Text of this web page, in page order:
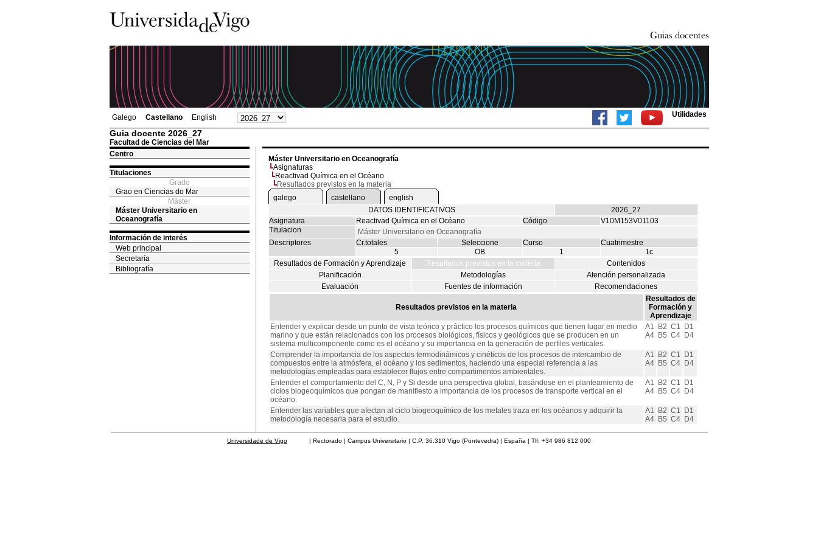
Galego Castellano English Utilidades
Guia docente 2026_27
Facultad de Ciencias del Mar
Centro
Titulaciones
Grado
Grao en Ciencias do Mar
Máster
Máster Universitario en
Oceanografía
Información de interés
Web principal
Secretaría
Bibliografía
Máster Universitario en Oceanografía
Asignaturas
Reactivad Química en el Océano
Resultados previstos en la materia
galego
castellano
english
DATOS IDENTIFICATIVOS
2026_27
Asignatura
Reactivad Química en el Océano Código
V10M153V01103
Titulacion
Máster Universitario en Oceanografía
Descriptores
Cr.totales Seleccione Curso
Cuatrimestre
5
OB 1
1c
Resultados de Formación y Aprendizaje
Resultados previstos en la materia
Contenidos
Planificación
Metodologías
Atención personalizada
Evaluación
Fuentes de información Recomendaciones
Resultados previstos en la materia
Resultados de
Formación y
Aprendizaje
Entender y explicar desde un punto de vista teórico y práctico los procesos químicos que tienen lugar en medio
marino y que están relacionados con los procesos biológicos, físicos y geológicos que se producen en un
sistema multicomponente como es el océano y su importancia en la generación de perfiles verticales.
A1
A4
B2
B5
C1
C4
D1
D4
Comprender la importancia de los aspectos termodinámicos y cinéticos de los procesos de intercambio de
compuestos entre la atmósfera, el océano y los sedimentos, haciendo una especial referencia a las
metodologías empleadas para establecer flujos entre compartimentos ambientales.
A1
A4
B2
B5
C1
C4
D1
D4
Entender el comportamiento del C, N, P y Si desde una perspectiva global, basándose en el planteamiento de
ciclos biogeoquímicos que pongan de manifiesto a importancia de los procesos de transporte vertical en el
océano.
A1
A4
B2
B5
C1
C4
D1
D4
Entender las variables que afectan al ciclo biogeoquímico de los metales traza en los océanos y adquirir la
metodología necesaria para el estudio.
A1
A4
B2
B5
C1
C4
D1
D4
Universidade de Vigo | Rectorado | Campus Universitario | C.P. 36.310 Vigo (Pontevedra) | España | Tlf: +34 986 812 000